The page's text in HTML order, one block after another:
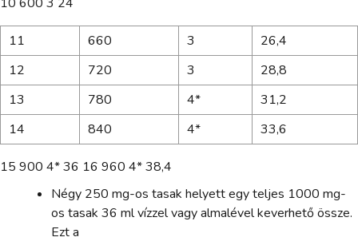
11 660 3
26,4
12
720 3
28,8
13
780 4*
31,2
14
840 4* 33,6
15 900 4* 36 16 960 4* 38,4
Négy 250 mg-os tasak helyett egy teljes 1000 mg-
os tasak 36 ml vízzel vagy almalével keverhető össze.
Ezt a